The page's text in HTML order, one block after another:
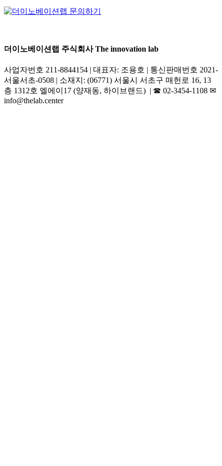
더이노베이션랩 주식회사 The innovation lab
사업자번호 211-8844154 | 대표자: 조용호 | 통신판매번호 2021-
서울서초-0508 | 소재지: (06771) 서울시 서초구 매헌로 16, 13
층 1312호 엘에이17 (양재동, 하이브랜드) | ☎︎ 02-3454-1108 ✉︎
info@thelab.center